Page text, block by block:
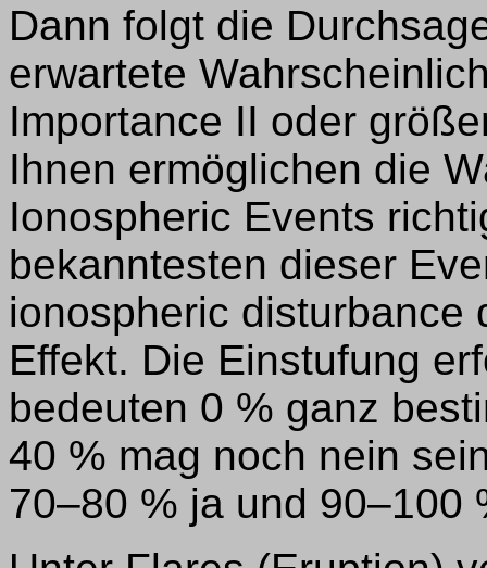
Dann folgt die
erwartete
Importance II oder
Ihnen ermöglichen die
Ionospheric Events
bekanntesten dieser
ionospheric disturbance
Effekt. Die Einstufung
bedeuten 0 % ganz
40 % mag noch nein
70–80 % ja und 90–100